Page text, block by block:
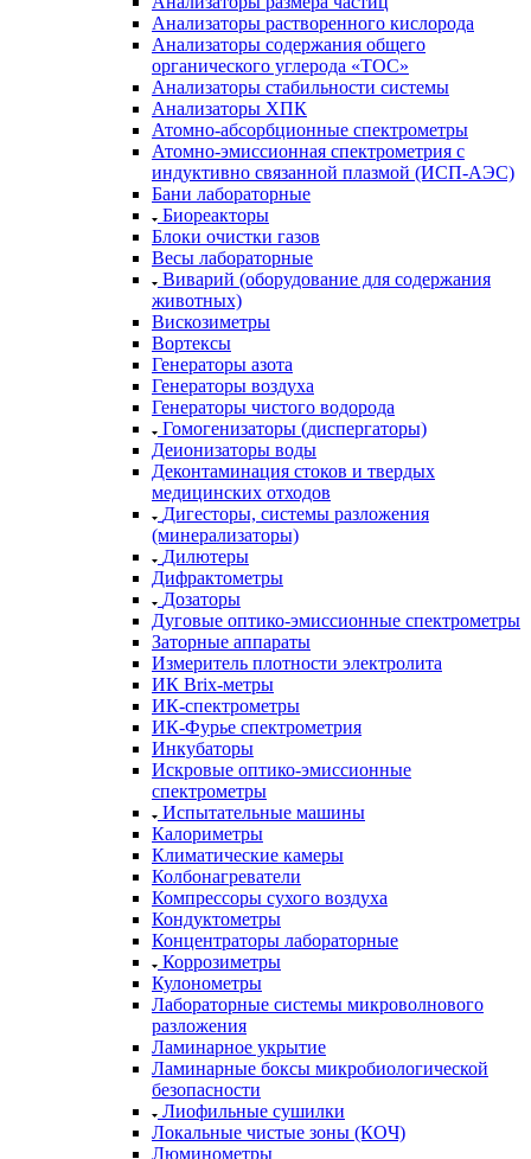
Анализаторы растворенного кислорода
Анализаторы содержания общего
органического углерода «TOC»
Анализаторы стабильности системы
Анализаторы ХПК
Атомно-абсорбционные спектрометры
Атомно-эмиссионная спектрометрия с
индуктивно связанной плазмой (ИСП-АЭС)
Бани лабораторные
Биореакторы
Блоки очистки газов
Весы лабораторные
Виварий (оборудование для содержания
животных)
Вискозиметры
Вортексы
Генераторы азота
Генераторы воздуха
Генераторы чистого водорода
Гомогенизаторы (диспергаторы)
Деионизаторы воды
Деконтаминация стоков и твердых
медицинских отходов
Дигесторы, системы разложения
(минерализаторы)
Дилютеры
Дифрактометры
Дозаторы
Дуговые оптико-эмиссионные спектрометры
Заторные аппараты
Измеритель плотности электролита
ИК Brix-метры
ИК-спектрометры
ИК-Фурье спектрометрия
Инкубаторы
Искровые оптико-эмиссионные
спектрометры
Испытательные машины
Калориметры
Климатические камеры
Колбонагреватели
Компрессоры сухого воздуха
Кондуктометры
Концентраторы лабораторные
Коррозиметры
Кулонометры
Лабораторные системы микроволнового
разложения
Ламинарное укрытие
Ламинарные боксы микробиологической
безопасности
Лиофильные сушилки
Локальные чистые зоны (КОЧ)
Люминометры